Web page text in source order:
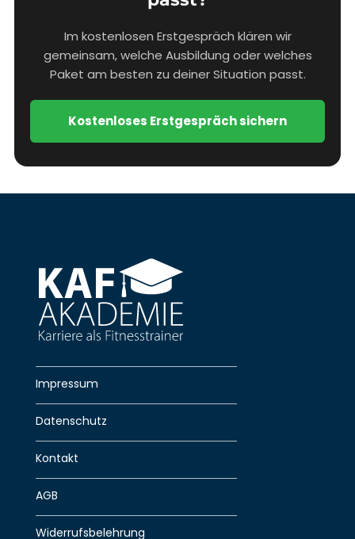
Im kostenlosen Erstgespräch klären wir
gemeinsam, welche Ausbildung oder welches
Paket am besten zu deiner Situation passt.
Kostenloses Erstgespräch sichern
Impressum
Datenschutz
Kontakt
AGB
Widerrufsbelehrung